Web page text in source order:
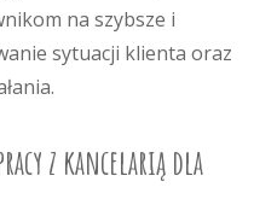
na szybsze i
sytuacji klienta oraz
z kancelarią dla